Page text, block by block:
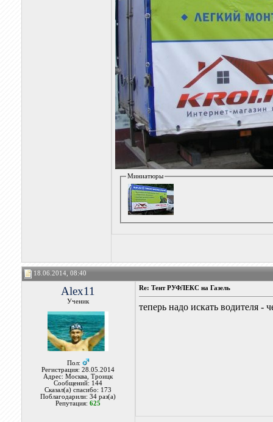
Миниатюры
18.06.2014, 08:40
Alex11
Ученик
Пол:
Регистрация: 28.05.2014
Адрес: Москва, Троицк
Сообщений: 144
Сказал(а) спасибо: 173
Поблагодарили: 34 раз(а)
Репутация:625
Re: Тент РУФЛЕКС на Газель
теперь надо искать водителя -